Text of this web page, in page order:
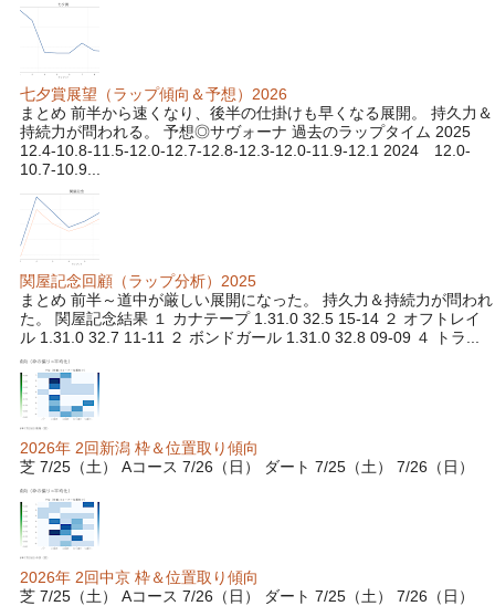
七夕賞展望（ラップ傾向＆予想）2026
まとめ 前半から速くなり、後半の仕掛けも早くなる展開。 持久力＆
持続力が問われる。 予想◎サヴォーナ 過去のラップタイム 2025
12.4-10.8-11.5-12.0-12.7-12.8-12.3-12.0-11.9-12.1 2024 12.0-
10.7-10.9...
関屋記念回顧（ラップ分析）2025
まとめ 前半～道中が厳しい展開になった。 持久力＆持続力が問われ
た。 関屋記念結果 １ カナテープ 1.31.0 32.5 15-14 ２ オフトレイ
ル 1.31.0 32.7 11-11 ２ ボンドガール 1.31.0 32.8 09-09 ４ トラ...
2026年 2回新潟 枠＆位置取り傾向
芝 7/25（土） Aコース 7/26（日） ダート 7/25（土） 7/26（日）
2026年 2回中京 枠＆位置取り傾向
芝 7/25（土） Aコース 7/26（日） ダート 7/25（土） 7/26（日）